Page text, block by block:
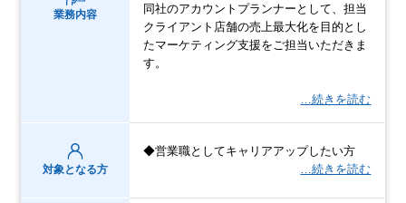
業務内容
同社のアカウントプランナーとして、担当
クライアント店舗の売上最大化を目的とし
たマーケティング支援をご担当いただきま
す。
…続きを読む
対象となる方
◆営業職としてキャリアアップしたい方
…続きを読む